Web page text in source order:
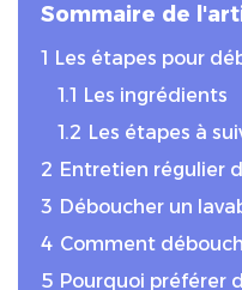
Sommaire de
1 Les étapes pour
1.1 Les ingrédients
1.2 Les étapes à
2 Entretien régulier
3 Déboucher un
4 Comment
5 Pourquoi préférer